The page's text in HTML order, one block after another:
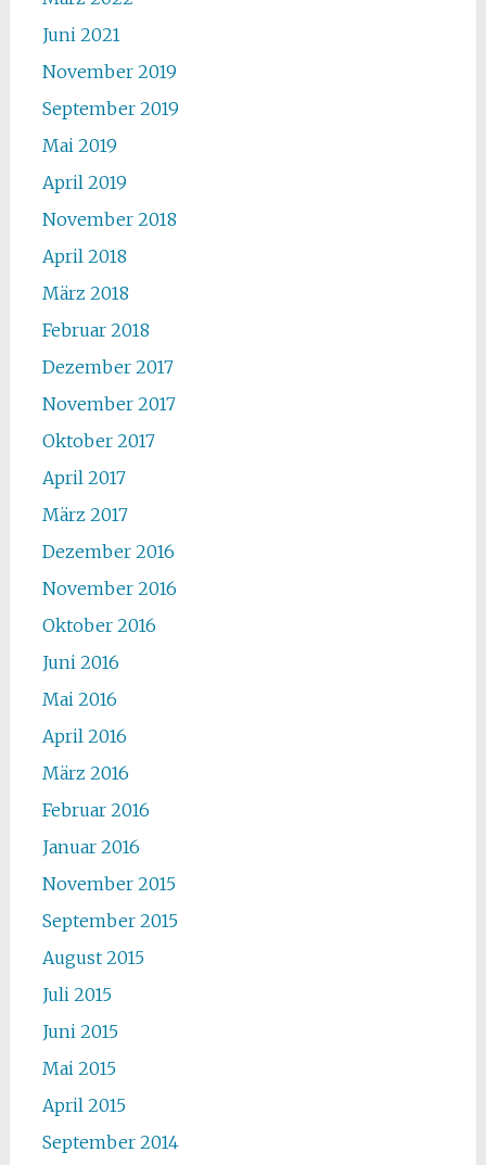
Juni 2021
November 2019
September 2019
Mai 2019
April 2019
November 2018
April 2018
März 2018
Februar 2018
Dezember 2017
November 2017
Oktober 2017
April 2017
März 2017
Dezember 2016
November 2016
Oktober 2016
Juni 2016
Mai 2016
April 2016
März 2016
Februar 2016
Januar 2016
November 2015
September 2015
August 2015
Juli 2015
Juni 2015
Mai 2015
April 2015
September 2014